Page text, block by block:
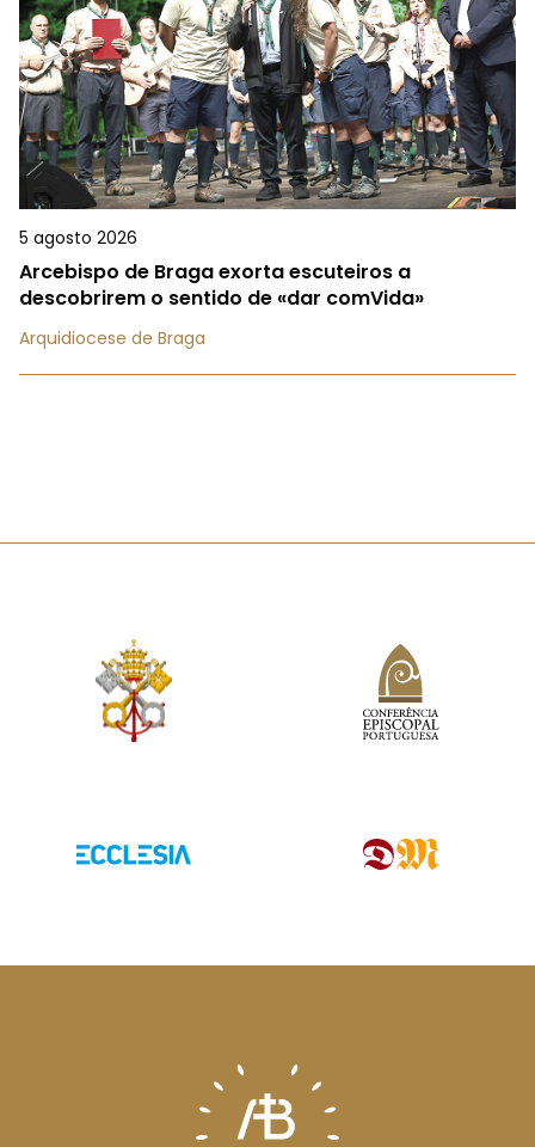
5 agosto 2026
Arcebispo de Braga exorta escuteiros a
descobrirem o sentido de «dar comVida»
Arquidiocese de Braga